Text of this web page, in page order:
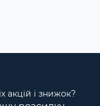
акцій і знижок?